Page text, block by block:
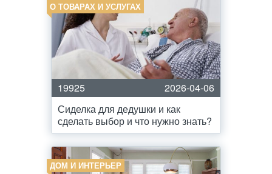
О ТОВАРАХ И УСЛУГАХ
19925
2026-04-06
Сиделка для дедушки и как
сделать выбор и что нужно знать?
ДОМ И ИНТЕРЬЕР